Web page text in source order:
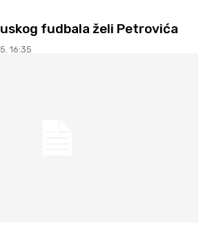
fudbala želi Petrovića
16:35